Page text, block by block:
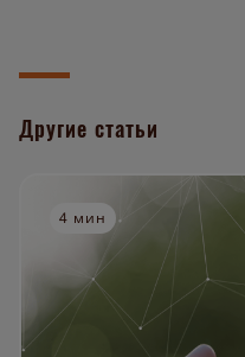
Другие статьи
4 мин